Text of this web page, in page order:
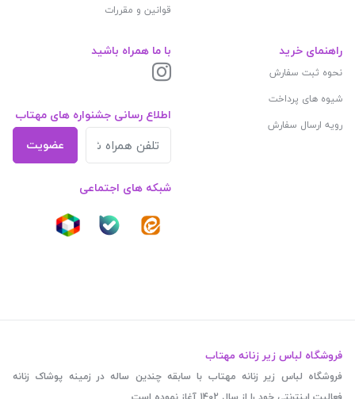
قوانین و مقررات
راهنمای خرید
نحوه ثبت سفارش
شیوه های پرداخت
رویه ارسال سفارش
با ما همراه باشید
اطلاع رسانی جشنواره های مهتاب
عضویت
شبکه های اجتماعی
فروشگاه لباس زیر زنانه مهتاب
فروشگاه لباس زیر زنانه مهتاب با سابقه چندین ساله در زمینه پوشاک زنانه